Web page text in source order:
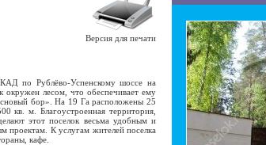
Версия для печати
по Рублёво-Успенскому шоссе на
лесом, что обеспечивает ему
бор». На 19 Га расположены 25
кв. м. Благоустроенная территория,
этот поселок весьма удобным и
К услугам жителей поселка
кафе.